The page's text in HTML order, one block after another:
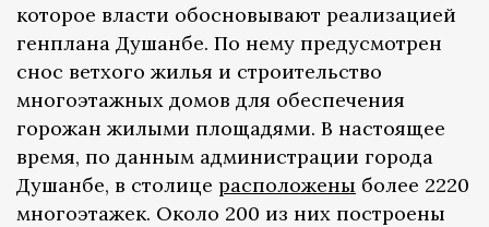
которое власти обосновывают реализацией
генплана Душанбе. По нему предусмотрен
снос ветхого жилья и строительство
многоэтажных домов для обеспечения
горожан жилыми площадями. В настоящее
время, по данным администрации города
Душанбе, в столице расположены более 2220
многоэтажек. Около 200 из них построены